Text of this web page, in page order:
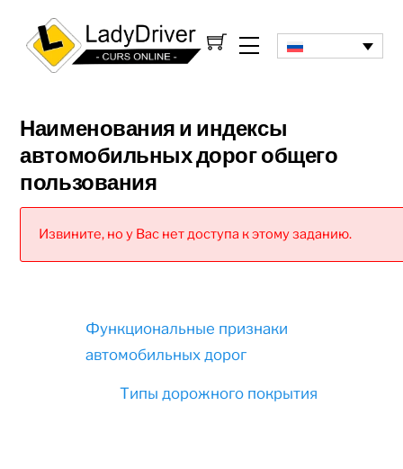
Наименования и индексы
автомобильных дорог общего
пользования
Извините, но у Вас нет доступа к этому заданию.
Функциональные признаки
автомобильных дорог
Типы дорожного покрытия